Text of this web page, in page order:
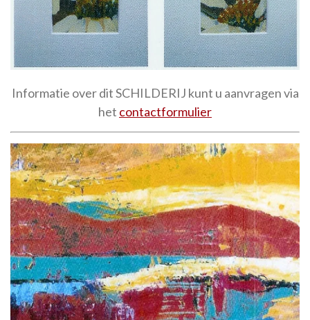
Informatie over dit SCHILDERIJ kunt u aanvragen via
het contactformulier